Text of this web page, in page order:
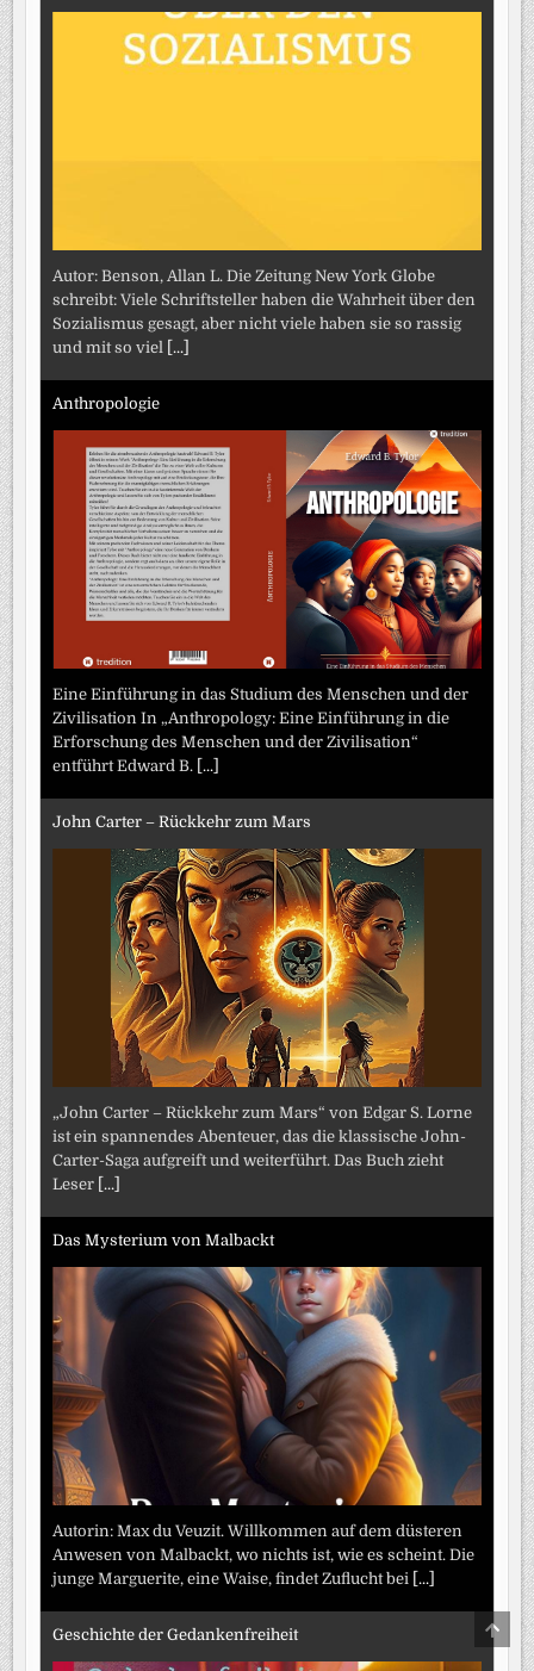
Autor: Benson, Allan L. Die Zeitung New York Globe
schreibt: Viele Schriftsteller haben die Wahrheit über den
Sozialismus gesagt, aber nicht viele haben sie so rassig
und mit so viel [...]
Anthropologie
Eine Einführung in das Studium des Menschen und der
Zivilisation In „Anthropology: Eine Einführung in die
Erforschung des Menschen und der Zivilisation“
entführt Edward B. [...]
John Carter – Rückkehr zum Mars
„John Carter – Rückkehr zum Mars“ von Edgar S. Lorne
ist ein spannendes Abenteuer, das die klassische John-
Carter-Saga aufgreift und weiterführt. Das Buch zieht
Leser [...]
Das Mysterium von Malbackt
Autorin: Max du Veuzit. Willkommen auf dem düsteren
Anwesen von Malbackt, wo nichts ist, wie es scheint. Die
junge Marguerite, eine Waise, findet Zuflucht bei [...]
Geschichte der Gedankenfreiheit TO
TOP